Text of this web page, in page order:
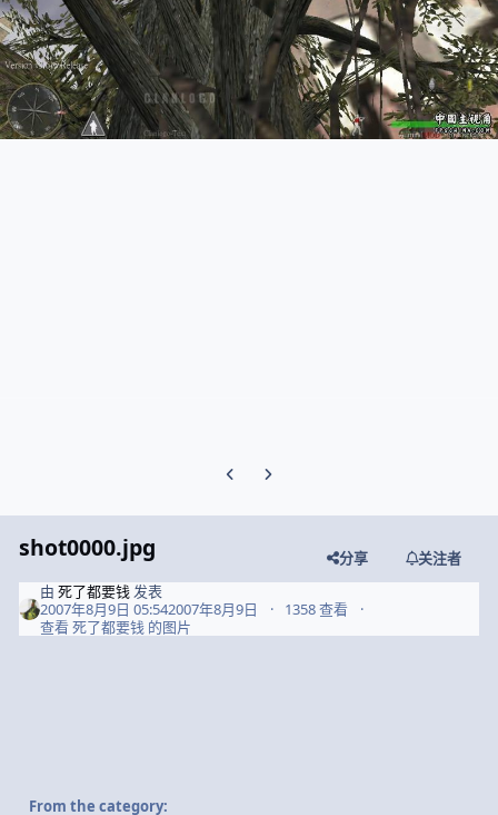
Previous carousel slide
Next carousel slide
shot0000.jpg 分享
关注者
由死了都要钱 发表
2007年8月9日 05:542007年8月9日
1358 查看
查看 死了都要钱 的图片
From the category: